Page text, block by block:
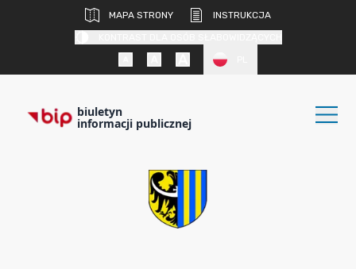
MAPA STRONY
INSTRUKCJA
biuletyn
informacji publicznej